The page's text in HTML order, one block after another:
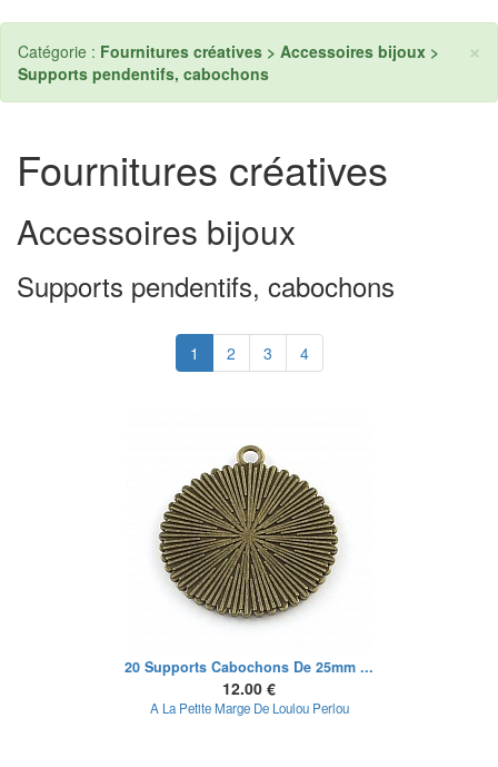
×
Catégorie : Fournitures créatives > Accessoires bijoux >
Supports pendentifs, cabochons
Fournitures créatives
Accessoires bijoux
Supports pendentifs, cabochons
1 2 3 4
20 Supports Cabochons De 25mm ...
12.00 €
A La Petite Marge De Loulou Perlou